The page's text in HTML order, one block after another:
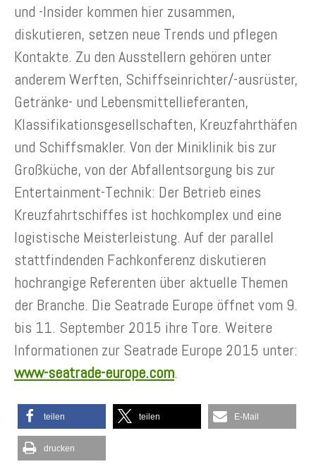
und -Insider kommen hier zusammen,
diskutieren, setzen neue Trends und pflegen
Kontakte. Zu den Ausstellern gehören unter
anderem Werften, Schiffseinrichter/-ausrüster,
Getränke- und Lebensmittellieferanten,
Klassifikationsgesellschaften, Kreuzfahrthäfen
und Schiffsmakler. Von der Miniklinik bis zur
Großküche, von der Abfallentsorgung bis zur
Entertainment-Technik: Der Betrieb eines
Kreuzfahrtschiffes ist hochkomplex und eine
logistische Meisterleistung. Auf der parallel
stattfindenden Fachkonferenz diskutieren
hochrangige Referenten über aktuelle Themen
der Branche. Die Seatrade Europe öffnet vom 9.
bis 11. September 2015 ihre Tore. Weitere
Informationen zur Seatrade Europe 2015 unter:
www-seatrade-europe.com.
teilen teilen E-Mail
drucken